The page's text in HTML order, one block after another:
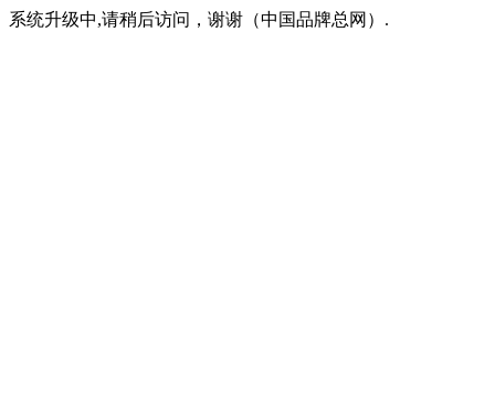
系统升级中,请稍后访问，谢谢（中国品牌总网）.